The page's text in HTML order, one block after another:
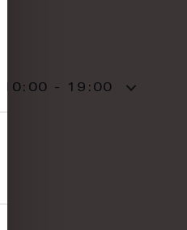
10:00 - 19:00